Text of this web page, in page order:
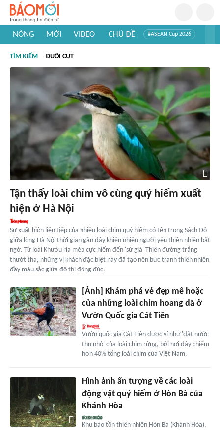
NÓNG MỚI VIDEO CHỦ ĐỀ #ASEAN Cup 2026
#Khám phá thế giới
TÌM KIẾM ĐUÔI CỤT
Tận thấy loài chim vô cùng quý hiếm xuất
hiện ở Hà Nội
Sự xuất hiện liên tiếp của nhiều loài chim quý hiếm có tên trong Sách Đỏ
giữa lòng Hà Nội thời gian gần đây khiến nhiều người yêu thiên nhiên bất
ngờ. Từ loài Khướu ria mép cực hiếm đến 'sứ giả' Thiên đường trắng
thướt tha, những vị khách đặc biệt này đã tạo nên bức tranh thiên nhiên
đầy màu sắc giữa đô thị đông đúc.
[Ảnh] Khám phá vẻ đẹp mê hoặc
của những loài chim hoang dã ở
Vườn Quốc gia Cát Tiên
Vườn quốc gia Cát Tiên được ví như 'đất nước
thu nhỏ' của loài chim rừng, bởi nơi đây chiếm
hơn 40% tổng loài chim của Việt Nam.
Hình ảnh ấn tượng về các loài
động vật quý hiếm ở Hòn Bà của
Khánh Hòa
Khu bảo tồn thiên nhiên Hòn Bà (Khánh Hòa),